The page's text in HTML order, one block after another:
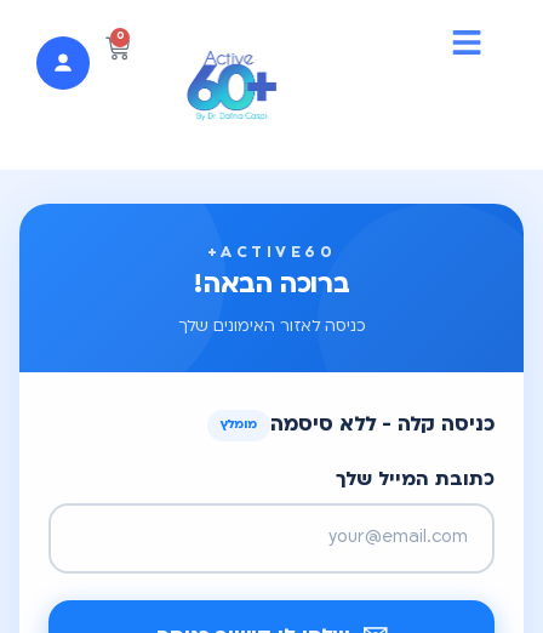
0
ACTIVE60+
ברוכה הבאה!
כניסה לאזור האימונים שלך
כניסה קלה - ללא סיסמה מומלץ
כתובת המייל שלך